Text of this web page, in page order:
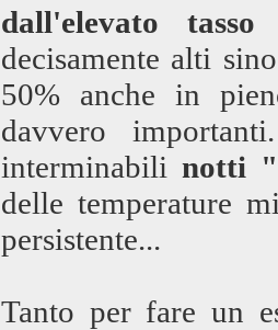
dall'elevato
decisamente alti
50% anche in
davvero
interminabili notti
delle temperature
persistente...
Tanto per fare un